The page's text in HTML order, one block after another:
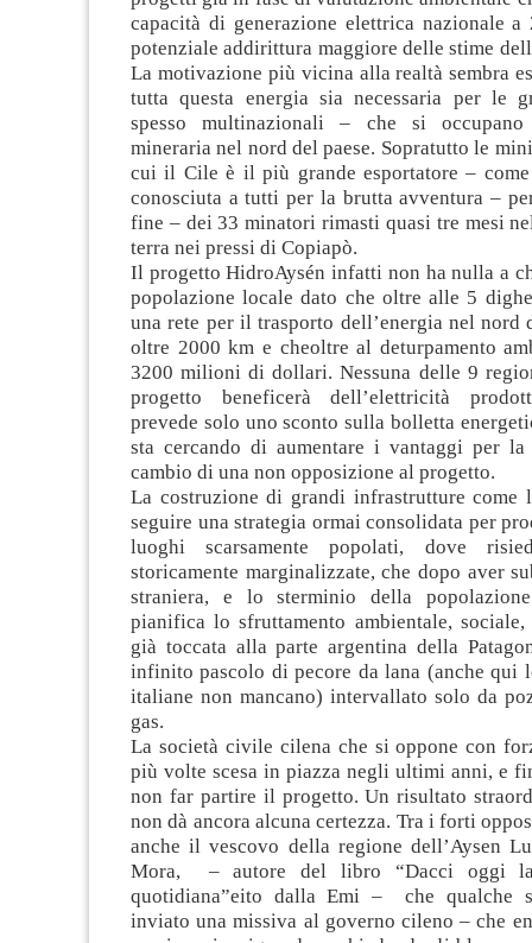
capacità di generazione elettrica nazionale a
potenziale addirittura maggiore delle stime
La motivazione più vicina alla realtà sembra
tutta questa energia sia necessaria per le
spesso multinazionali – che si occupano
mineraria nel nord del paese. Sopratutto le
cui il Cile è il più grande esportatore – come
conosciuta a tutti per la brutta avventura –
fine – dei 33 minatori rimasti quasi tre mesi
terra nei pressi di Copiapò.
Il progetto HidroAysén infatti non ha nulla a
popolazione locale dato che oltre alle 5
una rete per il trasporto dell’energia nel nord
oltre 2000 km e cheoltre al deturpamento
3200 milioni di dollari. Nessuna delle 9
progetto beneficerà dell’elettricità
prevede solo uno sconto sulla bolletta
sta cercando di aumentare i vantaggi per
cambio di una non opposizione al progetto.
La costruzione di grandi infrastrutture come
seguire una strategia ormai consolidata per
luoghi scarsamente popolati, dove
storicamente marginalizzate, che dopo aver
straniera, e lo sterminio della
pianifica lo sfruttamento ambientale, sociale,
già toccata alla parte argentina della
infinito pascolo di pecore da lana (anche qui
italiane non mancano) intervallato solo da
gas.
La società civile cilena che si oppone con
più volte scesa in piazza negli ultimi anni, e
non far partire il progetto. Un risultato
non dà ancora alcuna certezza. Tra i forti
anche il vescovo della regione dell’Aysen
Mora, – autore del libro “Dacci oggi la
quotidiana”eito dalla Emi – che qualche
inviato una missiva al governo cileno – che